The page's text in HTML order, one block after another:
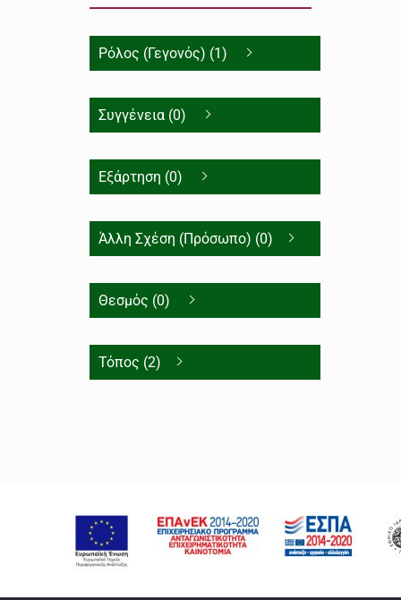
Ρόλος (Γεγονός) (1)
Συγγένεια (0)
Εξάρτηση (0)
Άλλη Σχέση (Πρόσωπο) (0)
Θεσμός (0)
Τόπος (2)